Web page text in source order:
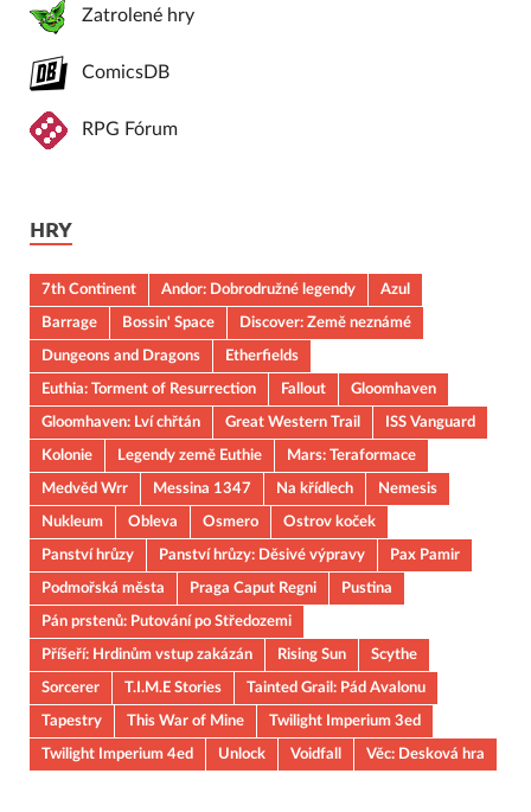
Zatrolené hry
ComicsDB
RPG Fórum
HRY
7th Continent Andor: Dobrodružné legendy
Azul
Barrage
Bossin' Space
Discover: Země neznámé
Dungeons and Dragons
Etherfields
Euthia: Torment of Resurrection
Fallout
Gloomhaven
Gloomhaven: Lví chřtán
Great Western Trail
ISS Vanguard
Kolonie
Legendy země Euthie
Mars: Teraformace
Medvěd Wrr
Messina 1347 Na křídlech
Nemesis
Nukleum
Obleva Osmero
Ostrov koček
Panství hrůzy
Panství hrůzy: Děsivé výpravy
Pax Pamir
Podmořská města
Praga Caput Regni
Pustina
Pán prstenů: Putování po Středozemi
Příšeří: Hrdinům vstup zakázán
Rising Sun
Scythe
Sorcerer
T.I.M.E Stories
Tainted Grail: Pád Avalonu
Tapestry
This War of Mine
Twilight Imperium 3ed
Twilight Imperium 4ed
Unlock Voidfall Věc: Desková hra